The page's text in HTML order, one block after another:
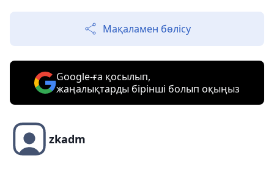
Мақаламен бөлісу
Google-ға қосылып,
жаңалықтарды бірінші болып оқыңыз
zkadm